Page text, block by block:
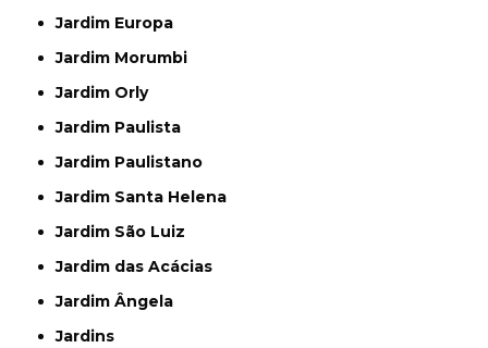
Jardim Europa
Jardim Morumbi
Jardim Orly
Jardim Paulista
Jardim Paulistano
Jardim Santa Helena
Jardim São Luiz
Jardim das Acácias
Jardim Ângela
Jardins